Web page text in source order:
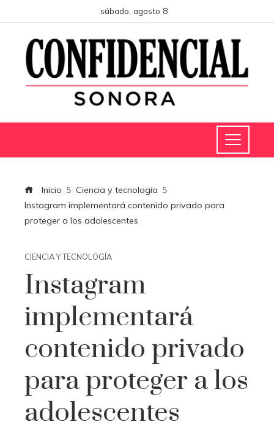
sábado, agosto 8
Inicio
Ciencia y tecnología
Instagram implementará contenido privado para
proteger a los adolescentes
CIENCIA Y TECNOLOGÍA
Instagram
implementará
contenido privado
para proteger a los
adolescentes